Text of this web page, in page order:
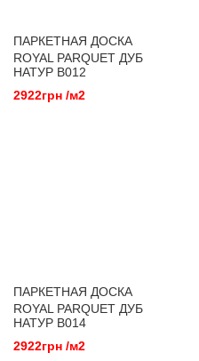
ПАРКЕТНАЯ ДОСКА
ROYAL PARQUET ДУБ
НАТУР B012
2922грн /м2
ПАРКЕТНАЯ ДОСКА
ROYAL PARQUET ДУБ
НАТУР B014
2922грн /м2